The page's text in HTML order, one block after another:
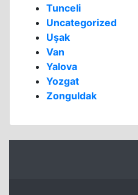
Tunceli
Uncategorized
Uşak
Van
Yalova
Yozgat
Zonguldak